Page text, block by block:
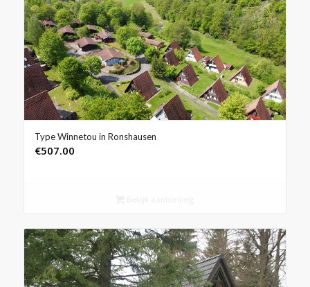
Type Winnetou in Ronshausen
€507.00